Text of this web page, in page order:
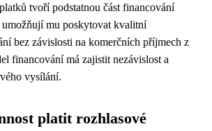
tvoří podstatnou část financování
umožňují mu poskytovat kvalitní
bez závislosti na komerčních příjmech z
financování má zajistit nezávislost a
vysílání.
platit rozhlasové